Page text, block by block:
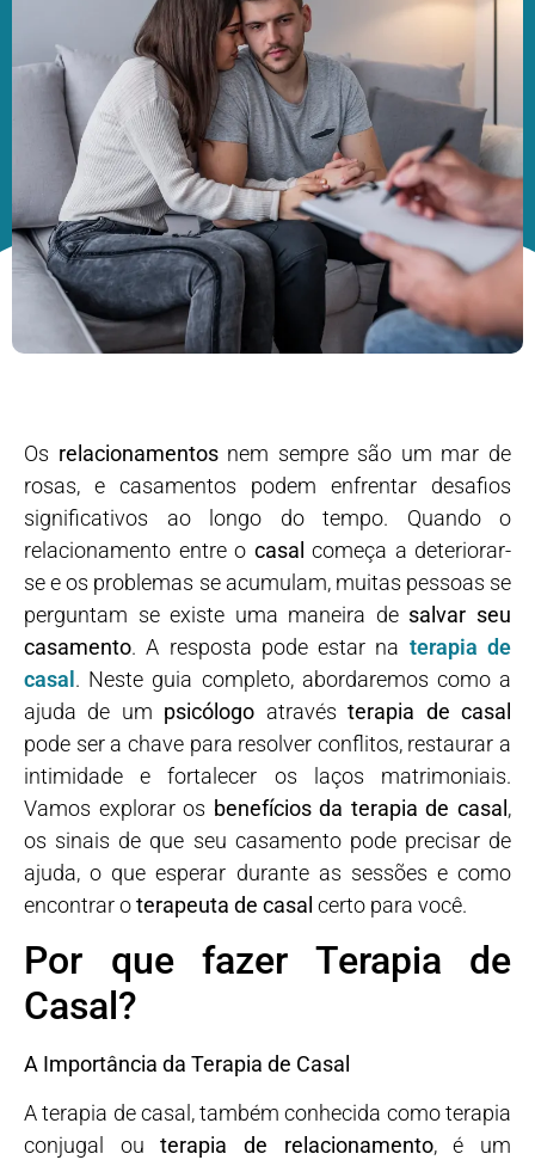
Os relacionamentosnem sempre são um mar de
rosas, e casamentos podem enfrentar desafios
significativos ao longo do tempo. Quando o
relacionamento entre o casal começa a deteriorar-
se e os problemas se acumulam, muitas pessoas se
perguntam se existe uma maneira de salvar seu
casamento. A resposta pode estar na terapia de
casal. Neste guia completo, abordaremos como a
ajuda de um psicólogo atravésterapia de casal
pode ser a chave para resolver conflitos, restaurar a
intimidade e fortalecer os laços matrimoniais.
Vamos explorar os benefícios da terapia de casal,
os sinais de que seu casamento pode precisar de
ajuda, o que esperar durante as sessões e como
encontrar oterapeuta de casal certo para você.
Por que fazer Terapia de
Casal?
A Importância da Terapia de Casal
A terapia de casal, também conhecida como terapia
conjugal outerapia de relacionamento, é um